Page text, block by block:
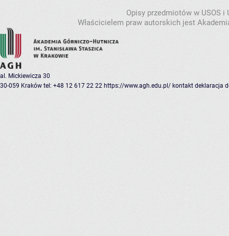
Opisy przedmiotów w USOS
Właścicielem praw autorskich jest
al. Mickiewicza 30
30-059 Kraków tel: +48 12 617 22 22 https://www.agh.edu.pl/ kontakt deklaracja